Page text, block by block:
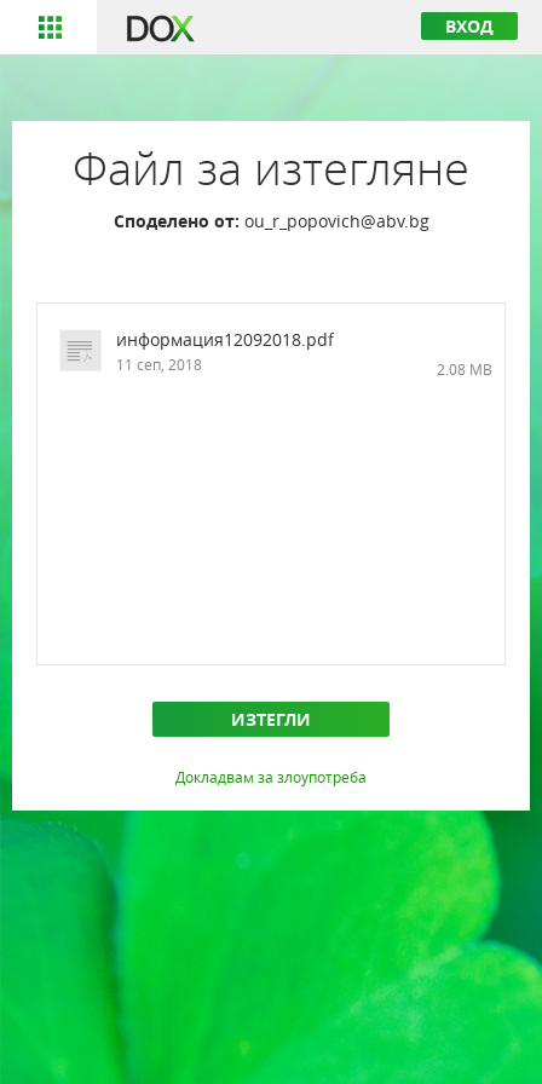
ВХОД
Файл за изтегляне
Споделено от: ou_r_popovich@abv.bg
информация12092018.pdf
11 сеп, 2018 2.08 MB
ИЗТЕГЛИ
Докладвам за злоупотреба